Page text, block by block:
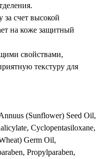
за счет высокой
на коже защитный
свойствами,
текстуру для
(Sunflower) Seed Oil,
Cyclopentasiloxane,
Germ Oil,
Propylparaben,